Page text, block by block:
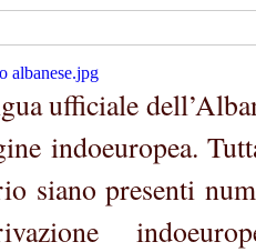
ufficiale
indoeuropea.
siano presenti